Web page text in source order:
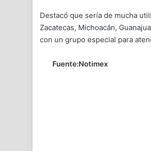
Destacó que sería de mucha
Zacatecas, Michoacán,
con un grupo especial para
Fuente:Notimex